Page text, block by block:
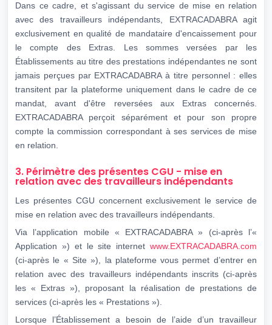
Dans ce cadre, et s'agissant du service de mise en relation
avec des travailleurs indépendants, EXTRACADABRA agit
exclusivement en qualité de mandataire d'encaissement pour
le compte des Extras. Les sommes versées par les
Établissements au titre des prestations indépendantes ne sont
jamais perçues par EXTRACADABRA à titre personnel : elles
transitent par la plateforme uniquement dans le cadre de ce
mandat, avant d'être reversées aux Extras concernés.
EXTRACADABRA perçoit séparément et pour son propre
compte la commission correspondant à ses services de mise
en relation.
3. Périmètre des présentes CGU - mise en
relation avec des travailleurs indépendants
Les présentes CGU concernent exclusivement le service de
mise en relation avec des travailleurs indépendants.
Via l’application mobile « EXTRACADABRA » (ci-après l’«
Application ») et le site internet www.EXTRACADABRA.com
(ci-après le « Site »), la plateforme vous permet d’entrer en
relation avec des travailleurs indépendants inscrits (ci-après
les « Extras »), proposant la réalisation de prestations de
services (ci-après les « Prestations »).
Lorsque l’Établissement a besoin de l’aide d’un travailleur